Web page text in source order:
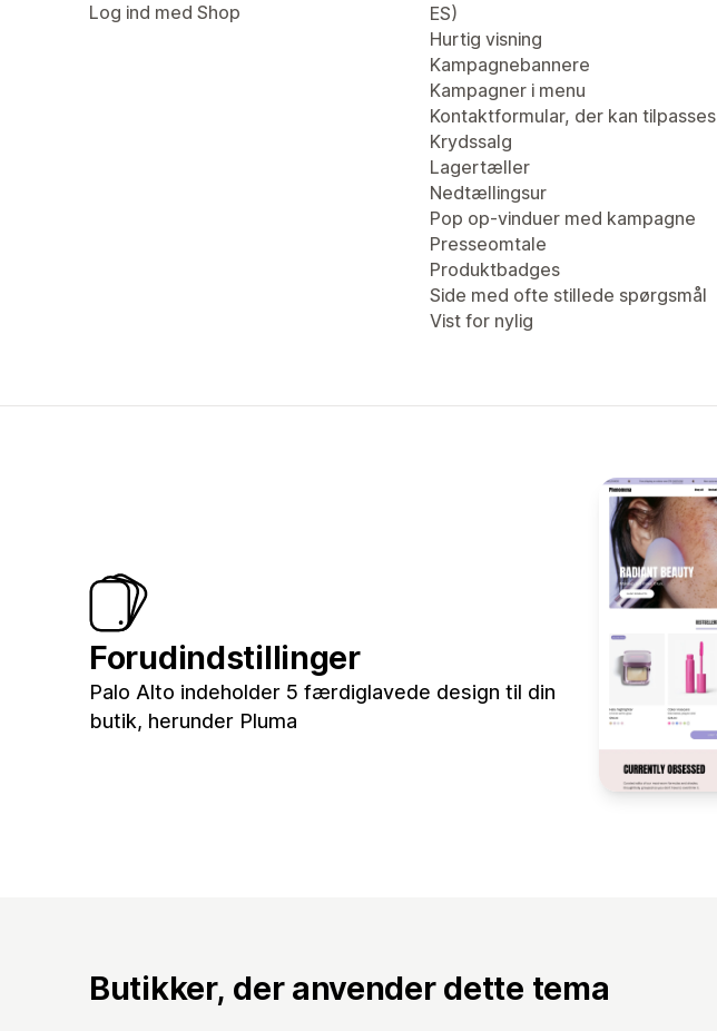
Log ind med Shop
ES)
Hurtig visning
Kampagnebannere
Kampagner i menu
Kontaktformular, der kan tilpasses
Krydssalg
Lagertæller
Nedtællingsur
Pop op-vinduer med kampagne
Presseomtale
Produktbadges
Side med ofte stillede spørgsmål
Vist for nylig
Forudindstillinger
Palo Alto indeholder 5 færdiglavede design til din
butik, herunder Pluma
Butikker, der anvender dette tema